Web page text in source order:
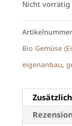
Nicht vorrätig
Bio Gemüse
eigenanbau,